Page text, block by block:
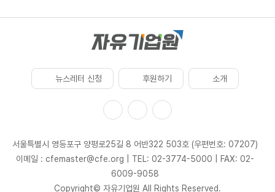
뉴스레터 신청 후원하기 소개
서울특별시 영등포구 양평로25길 8 어반322 503호 (우편번호: 07207)
이메일 : cfemaster@cfe.org
TEL: 02-3774-5000
FAX: 02-
6009-9058
Copyright© 자유기업원 All Rights Reserved.